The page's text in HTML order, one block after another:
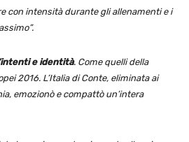
con intensità durante gli allenamenti e i
e identità. Come quelli della
2016. L’Italia di Conte, eliminata ai
emozionò e compattò un’intera